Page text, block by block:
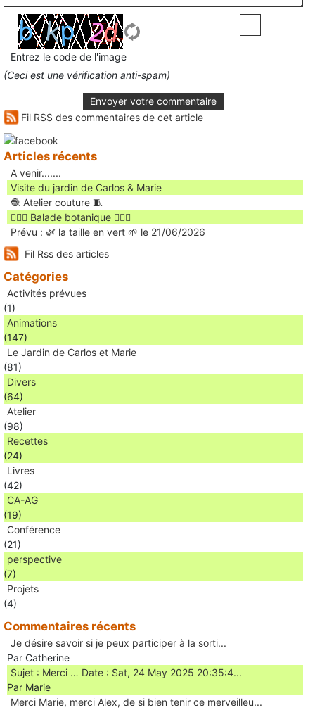
Entrez le code de l'image
(Ceci est une vérification anti-spam)
Envoyer votre commentaire
Fil RSS des commentaires de cet article
Articles récents
A venir.......
Visite du jardin de Carlos & Marie
🧶 Atelier couture 🧵
🚶🏻‍♀️ Balade botanique 🚶🏻‍♂️
Prévu : 🌿 la taille en vert 🌱 le 21/06/2026
Fil Rss des articles
Catégories
Activités prévues
(1)
Animations
(147)
Le Jardin de Carlos et Marie
(81)
Divers
(64)
Atelier
(98)
Recettes
(24)
Livres
(42)
CA-AG
(19)
Conférence
(21)
perspective
(7)
Projets
(4)
Commentaires récents
Je désire savoir si je peux participer à la sorti...
Par Catherine
Sujet : Merci … Date : Sat, 24 May 2025 20:35:4...
Par Marie
Merci Marie, merci Alex, de si bien tenir ce merveilleu...